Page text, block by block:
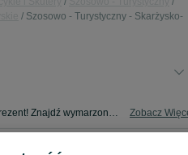
Szosowo - Turystyczny - Skarżysko-
Już teraz spraw sobie odjazdowy prezent! Znajdź wymarzonego dwuślada w kategorii Szosowo - Turystyczny na OLX - Skarżysko-Kamienna i okolice! Zobacz